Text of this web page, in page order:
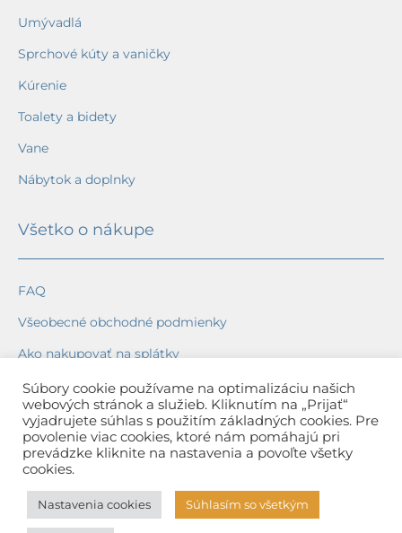
Umývadlá
Sprchové kúty a vaničky
Kúrenie
Toalety a bidety
Vane
Nábytok a doplnky
Všetko o nákupe
FAQ
Všeobecné obchodné podmienky
Ako nakupovať na splátky
Ochrana osobných údajov
Reklamačný poriadok
Spôsob a cena dopravy
Spôsob platby
Súbory cookie používame na optimalizáciu našich
webových stránok a služieb. Kliknutím na „Prijať“
vyjadrujete súhlas s použitím základných cookies. Pre
povolenie viac cookies, ktoré nám pomáhajú pri
prevádzke kliknite na nastavenia a povoľte všetky
cookies.
Nastavenia cookies Súhlasím so všetkým